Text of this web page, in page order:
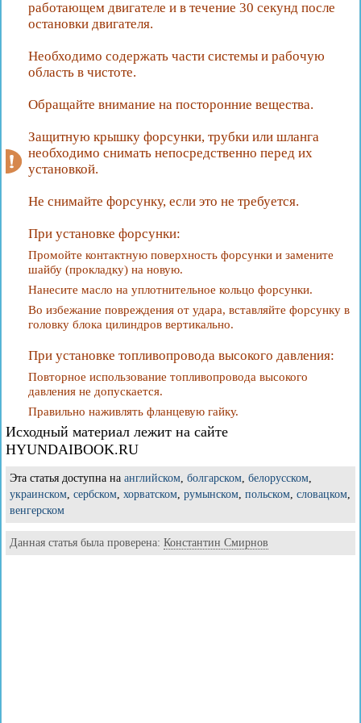
работающем двигателе и в течение 30 секунд после
остановки двигателя.
Необходимо содержать части системы и рабочую
область в чистоте.
Обращайте внимание на посторонние вещества.
Защитную крышку форсунки, трубки или шланга
необходимо снимать непосредственно перед их
установкой.
Не снимайте форсунку, если это не требуется.
При установке форсунки:
Промойте контактную поверхность форсунки и замените
шайбу (прокладку) на новую.
Нанесите масло на уплотнительное кольцо форсунки.
Во избежание повреждения от удара, вставляйте форсунку в
головку блока цилиндров вертикально.
При установке топливопровода высокого давления:
Повторное использование топливопровода высокого
давления не допускается.
Правильно наживлять фланцевую гайку.
Исходный материал лежит на сайте
HYUNDAIBOOK.RU
Эта статья доступна на английском болгарском белорусском
украинском сербском хорватском румынском польском словацком
венгерском
Данная статья была проверена: Константин Смирнов